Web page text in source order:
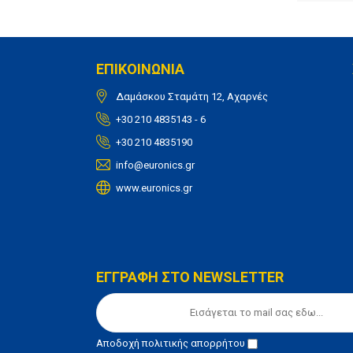
ΕΠΙΚΟΙΝΩΝΙΑ
Δαμάσκου Σταμάτη 12, Αχαρνές
+30 210 4835143 - 6
+30 210 4835190
info@euronics.gr
www.euronics.gr
ΕΓΓΡΑΦΗ ΣΤΟ NEWSLETTER
Αποδοχήπολιτικής απορρήτου